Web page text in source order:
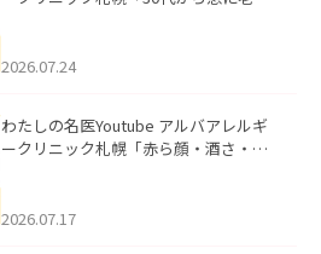
た。
2026.07.24
わたしの名医Youtube アルバアレルギ
ークリニック札幌「赤ら顔・酒さ・ニ
した。
2026.07.17